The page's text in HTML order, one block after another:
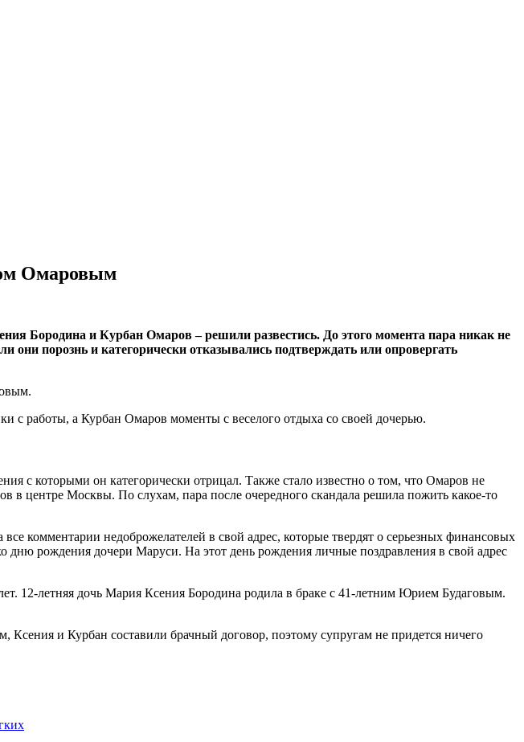
Омаровым
Бородина и Курбан Омаров – решили развестись. До этого момента пара никак не
порознь и категорически отказывались подтверждать или опровергать
с работы, а Курбан Омаров моменты с веселого отдыха со своей дочерью.
с которыми он категорически отрицал. Также стало известно о том, что Омаров не
центре Москвы. По слухам, пара после очередного скандала решила пожить какое-то
комментарии недоброжелателей в свой адрес, которые твердят о серьезных финансовых
дню рождения дочери Маруси. На этот день рождения личные поздравления в свой адрес
12-летняя дочь Мария Ксения Бородина родила в браке с 41-летним Юрием Будаговым.
и Курбан составили брачный договор, поэтому супругам не придется ничего